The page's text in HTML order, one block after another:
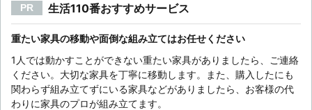
PR 生活110番おすすめサービス
重たい家具の移動や面倒な組み立てはお任せください
1人では動かすことができない重たい家具がありましたら、ご連絡
ください。大切な家具を丁寧に移動します。また、購入したにも
関わらず組み立てずにいる家具などがありましたら、お客様の代
わりに家具のプロが組み立てます。